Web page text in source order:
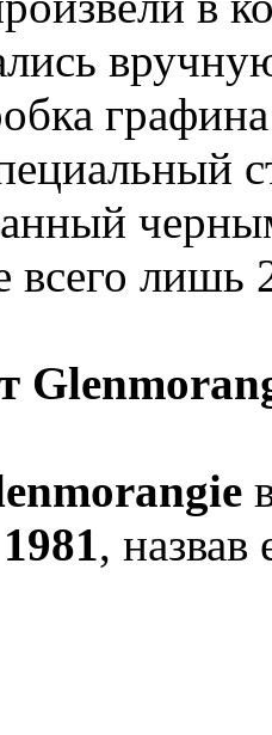
всего
,